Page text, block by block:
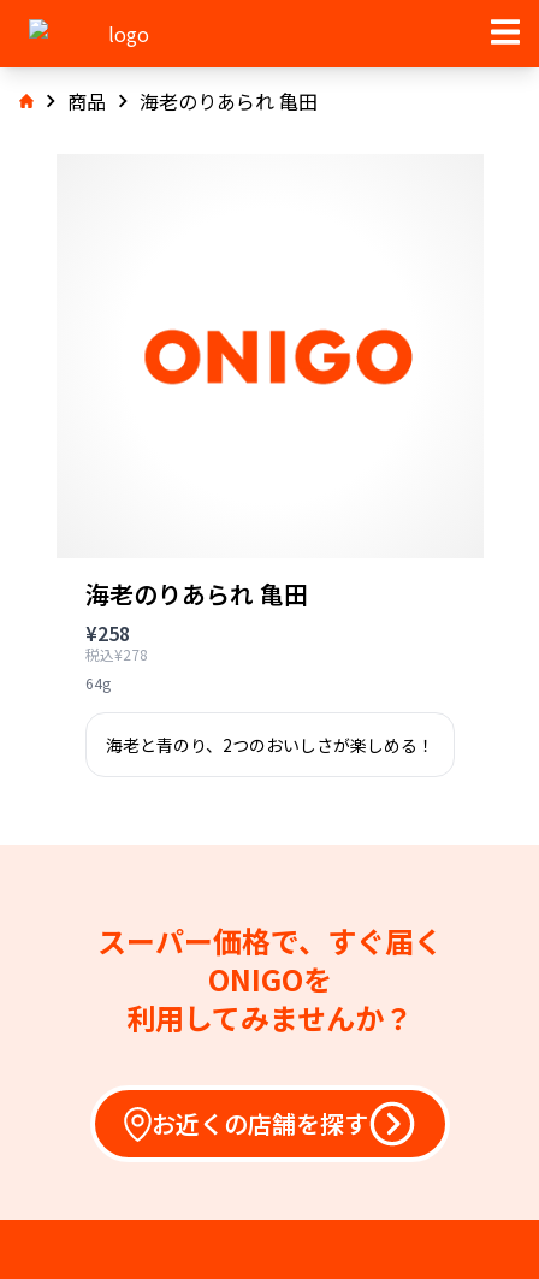
商品 海老のりあられ 亀田
海老のりあられ 亀田
¥258
税込¥278
64g
海老と青のり、2つのおいしさが楽しめる！
スーパー価格で、すぐ届く
ONIGOを
利用してみませんか？
お近くの店舗を探す